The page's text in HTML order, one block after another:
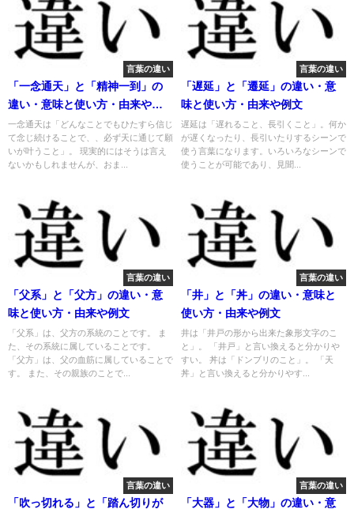
言葉の違い
「一念通天」と「精神一到」の
違い・意味と使い方・由来や例
文
一念通天は「どんなことでもひたすら信じ
て念じ続けることで、、必ず天に通じて願
いが叶うこと」。 現実的にはそうは言え
ないかもしれませんが、おま...
言葉の違い
「遅延」と「遷延」の違い・意
味と使い方・由来や例文
遅延は「遅れること、長引くこと」。何か
が遅くなったり、長引いたりするシーンで
使う言葉になります。いろいろなシーンで
使うことが可能であり、見聞...
言葉の違い
「父系」と「父方」の違い・意
味と使い方・由来や例文
「父系」は、父方の系統のことです。 ま
た、その系統に属していることです。
「父方」は、父の血筋に属していることで
す。 また、その親族のことで...
言葉の違い
「井」と「丼」の違い・意味と
使い方・由来や例文
井は「井戸の形から出来た象形文字のこ
と」。 「井戸」と言い換えると分かりや
すい。 丼は「ドンブリのこと」。 「天
丼」と言い換えると分かりやす...
言葉の違い
「吹っ切れる」と「踏ん切りが
言葉の違い
「大器」と「大物」の違い・意